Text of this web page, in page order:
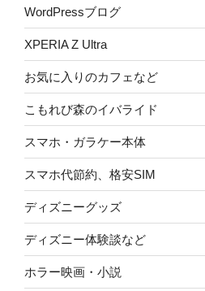
WordPressブログ
XPERIA Z Ultra
お気に入りのカフェなど
こもれび森のイバライド
スマホ・ガラケー本体
スマホ代節約、格安SIM
ディズニーグッズ
ディズニー体験談など
ホラー映画・小説